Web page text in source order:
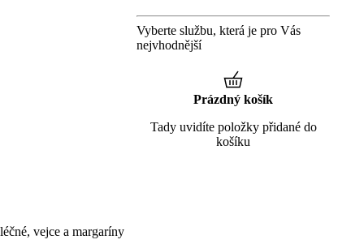
vejce a margaríny
Vyberte službu, která je pro Vás
nejvhodnější
Prázdný košík
Tady uvidíte položky přidané do
košíku